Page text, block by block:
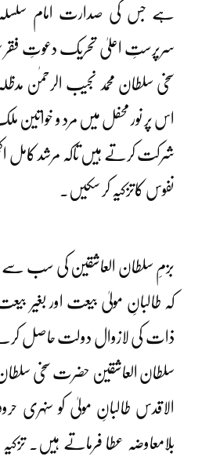
ہے جس کی صدارت امام
سرپرستِ اعلیٰ تحریک دعوتِ فقر
سخی سلطان محمد نجیب الرحمٰن
اس پر نور محفل میں مرد و
شرکت کرتے ہیں تاکہ مرشد
نفوس کاتزکیہ کر سکیں۔
بزمِ سلطان العاشقین کی سب
کہ طالبانِ مولیٰ بیعت اور بغیر
ذات کی لازوال دولت حاصل
سلطان العاشقین حضرت سخی سلطان
الاقدس طالبانِ مولیٰ کو سنہری
بلامعاوضہ عطا فرماتے ہیں۔